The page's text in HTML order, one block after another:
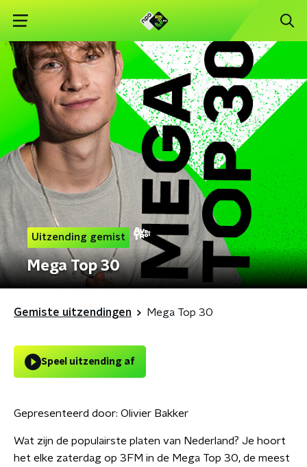
Uitzending gemist
Mega Top 30
Gemiste uitzendingen Mega Top 30
Speel uitzending af
Gepresenteerd door: Olivier Bakker
Wat zijn de populairste platen van Nederland? Je hoort
het elke zaterdag op 3FM in de Mega Top 30, de meest